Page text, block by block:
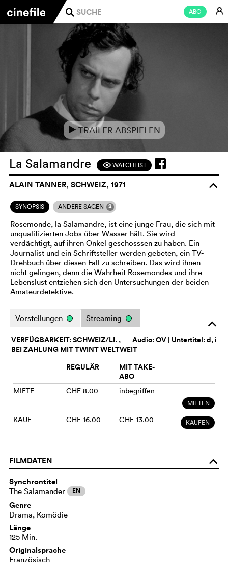
ABO E
j
e TRAILER ABSPIELEN
La Salamandre FWATCHLIST
ALAIN TANNER, SCHWEIZ, 1971 o
SYNOPSIS ANDERE SAGEN 2
Rosemonde, la Salamandre, ist eine junge Frau, die sich mit
unqualifizierten Jobs über Wasser hält. Sie wird
verdächtigt, auf ihren Onkel geschosssen zu haben. Ein
Journalist und ein Schriftsteller werden gebeten, ein TV-
Drehbuch über diesen Fall zu schreiben. Das wird ihnen
nicht gelingen, denn die Wahrheit Rosemondes und ihre
Lebenslust entziehen sich den Untersuchungen der beiden
Amateurdetektive.
o
Vorstellungen Streaming
Audio:OV | Untertitel: d, i
VERFÜGBARKEIT: SCHWEIZ/LI. ,
BEI ZAHLUNG MIT TWINT WELTWEIT
REGULÄR
MIT TAKE-
ABO
MIETE CHF 8.00 inbegriffen
MIETEN
KAUF CHF 16.00 CHF 13.00 KAUFEN
FILMDATEN o
Synchrontitel
The Salamander EN
Genre
Drama, Komödie
Länge
125 Min.
Originalsprache
Französisch